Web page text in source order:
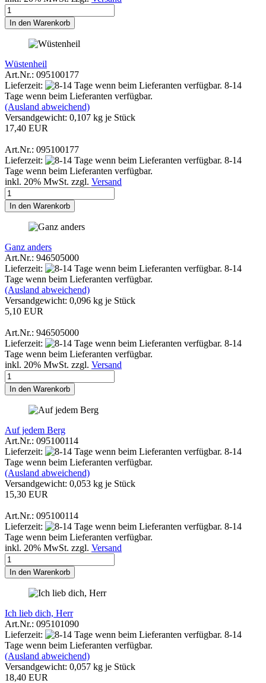
In den Warenkorb
Wüstenheil
Art.Nr.: 095100177
Lieferzeit:
8-14
Tage wenn beim Lieferanten verfügbar.
(Ausland abweichend)
Versandgewicht: 0,107 kg je Stück
17,40 EUR
Art.Nr.: 095100177
Lieferzeit:
8-14
Tage wenn beim Lieferanten verfügbar.
inkl. 20% MwSt. zzgl. Versand
In den Warenkorb
Ganz anders
Art.Nr.: 946505000
Lieferzeit:
8-14
Tage wenn beim Lieferanten verfügbar.
(Ausland abweichend)
Versandgewicht: 0,096 kg je Stück
5,10 EUR
Art.Nr.: 946505000
Lieferzeit:
8-14
Tage wenn beim Lieferanten verfügbar.
inkl. 20% MwSt. zzgl. Versand
In den Warenkorb
Auf jedem Berg
Art.Nr.: 095100114
Lieferzeit:
8-14
Tage wenn beim Lieferanten verfügbar.
(Ausland abweichend)
Versandgewicht: 0,053 kg je Stück
15,30 EUR
Art.Nr.: 095100114
Lieferzeit:
8-14
Tage wenn beim Lieferanten verfügbar.
inkl. 20% MwSt. zzgl. Versand
In den Warenkorb
Ich lieb dich, Herr
Art.Nr.: 095101090
Lieferzeit:
8-14
Tage wenn beim Lieferanten verfügbar.
(Ausland abweichend)
Versandgewicht: 0,057 kg je Stück
18,40 EUR